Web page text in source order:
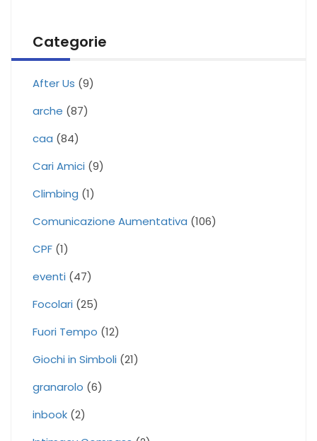
Categorie
After Us (9)
arche (87)
caa (84)
Cari Amici (9)
Climbing (1)
Comunicazione Aumentativa (106)
CPF (1)
eventi (47)
Focolari (25)
Fuori Tempo (12)
Giochi in Simboli (21)
granarolo (6)
inbook (2)